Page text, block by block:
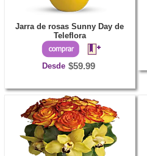
Jarra de rosas Sunny Day de
Teleflora
Desde $59.99